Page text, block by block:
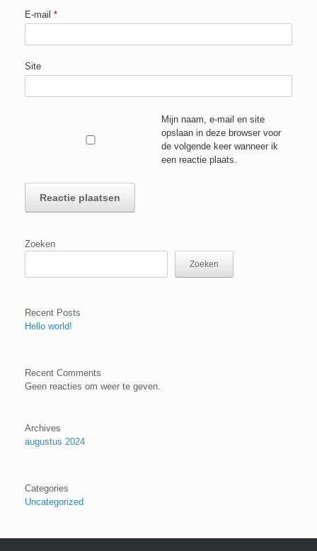
E-mail *
Site
Mijn naam, e-mail en site
opslaan in deze browser voor
de volgende keer wanneer ik
een reactie plaats.
Zoeken
Zoeken
Recent Posts
Hello world!
Recent Comments
Geen reacties om weer te geven.
Archives
augustus 2024
Categories
Uncategorized